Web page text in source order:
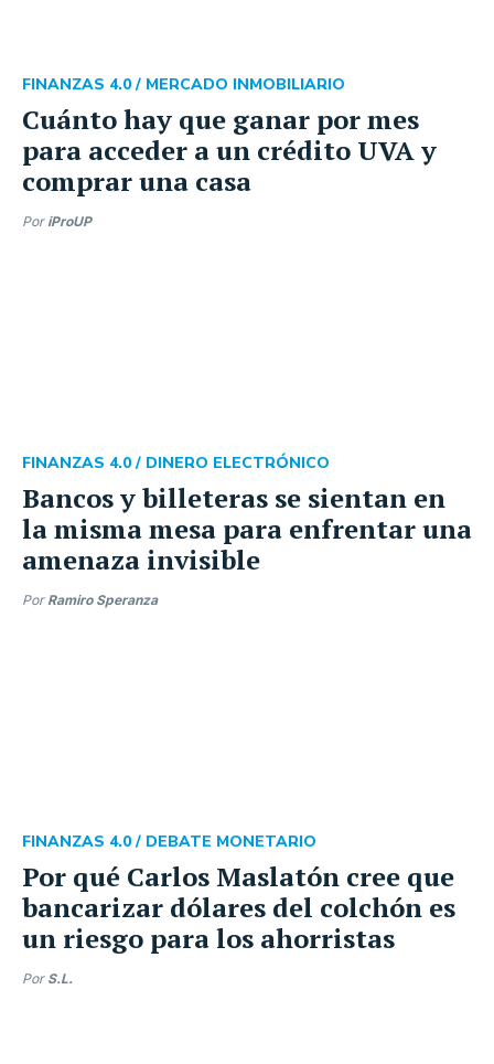
Cuánto hay que ganar por mes
para acceder a un crédito UVA y
comprar una casa
FINANZAS 4.0 / MERCADO INMOBILIARIO
Por iProUP
Bancos y billeteras se sientan en
la misma mesa para enfrentar una
amenaza invisible
FINANZAS 4.0 / DINERO ELECTRÓNICO
Por Ramiro Speranza
Por qué Carlos Maslatón cree que
bancarizar dólares del colchón es
un riesgo para los ahorristas
FINANZAS 4.0 / DEBATE MONETARIO
Por S.L.